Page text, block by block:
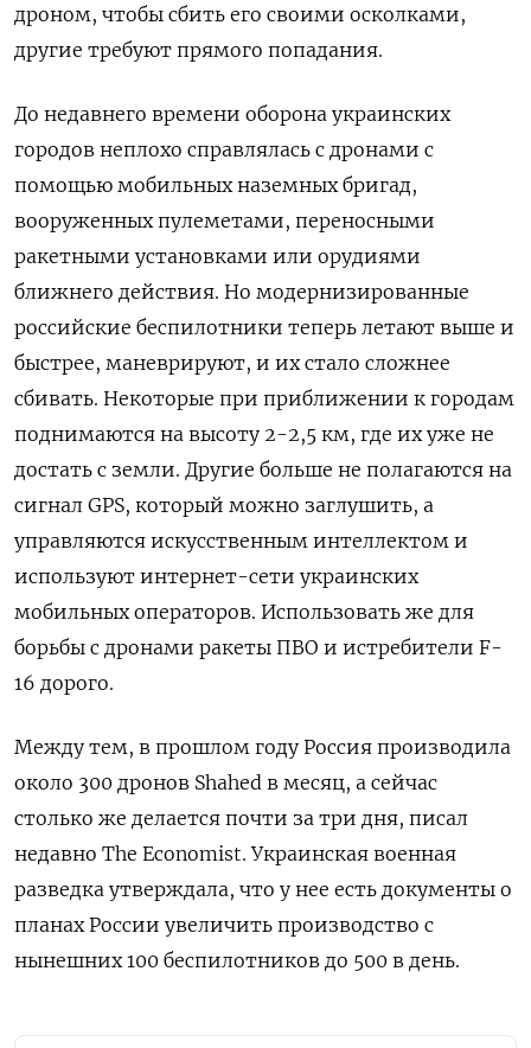
дроном, чтобы сбить его своими осколками,
другие требуют прямого попадания.
До недавнего времени оборона украинских
городов неплохо справлялась с дронами с
помощью мобильных наземных бригад,
вооруженных пулеметами, переносными
ракетными установками или орудиями
ближнего действия. Но модернизированные
российские беспилотники теперь летают выше и
быстрее, маневрируют, и их стало сложнее
сбивать. Некоторые при приближении к городам
поднимаются на высоту 2-2,5 км, где их уже не
достать с земли. Другие больше не полагаются на
сигнал GPS, который можно заглушить, а
управляются искусственным интеллектом и
используют интернет-сети украинских
мобильных операторов. Использовать же для
борьбы с дронами ракеты ПВО и истребители F-
16 дорого.
Между тем, в прошлом году Россия производила
около 300 дронов Shahed в месяц, а сейчас
столько же делается почти за три дня, писал
недавно The Economist. Украинская военная
разведка утверждала, что у нее есть документы о
планах России увеличить производство с
нынешних 100 беспилотников до 500 в день.